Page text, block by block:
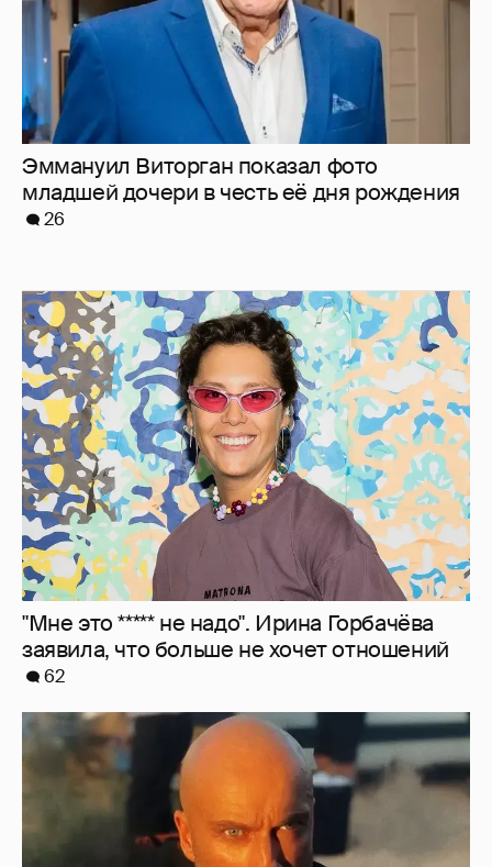
"Мне это ***** не надо". Ирина Горбачёва
заявила, что больше не хочет отношений
62
"Я не за кордоном". Дмитрий Нагиев
ответил на слухи о его эмиграции